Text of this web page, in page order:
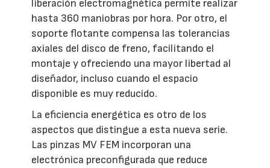
liberación electromagnética permite realizar
hasta 360 maniobras por hora. Por otro, el
soporte flotante compensa las tolerancias
axiales del disco de freno, facilitando el
montaje y ofreciendo una mayor libertad al
diseñador, incluso cuando el espacio
disponible es muy reducido.
La eficiencia energética es otro de los
aspectos que distingue a esta nueva serie.
Las pinzas MV FEM incorporan una
electrónica preconfigurada que reduce